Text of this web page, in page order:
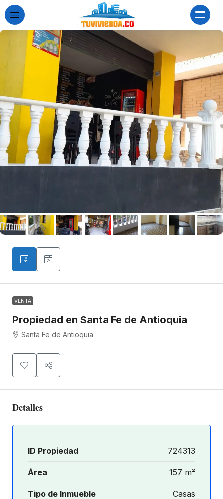
VENTA
Propiedad en Santa Fe de Antioquia
Santa Fe de Antioquia
Detalles
ID Propiedad 724313
Área 157 m²
Tipo de Inmueble Casas